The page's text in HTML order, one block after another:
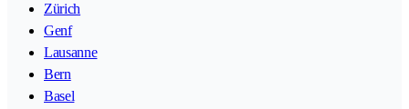
Zürich
Genf
Lausanne
Bern
Basel